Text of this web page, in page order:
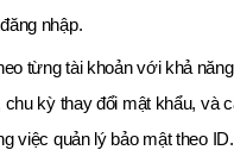
nhập.
từng tài khoản với khả
chu kỳthay đổi mật khẩu, và
việc quản lý bảo mật theo ID.